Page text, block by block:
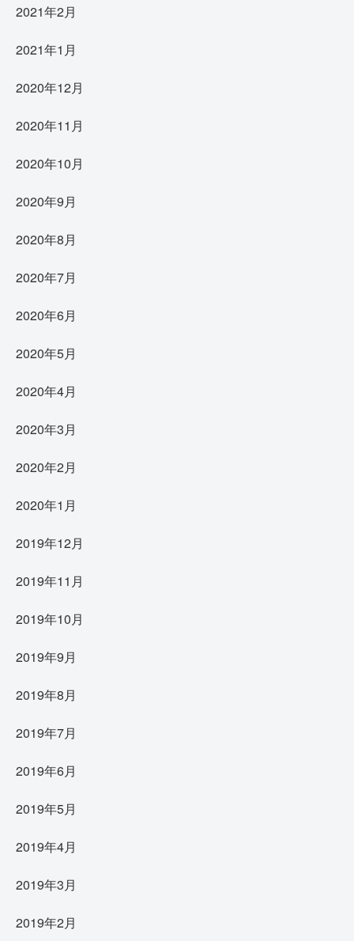
2021年2月
2021年1月
2020年12月
2020年11月
2020年10月
2020年9月
2020年8月
2020年7月
2020年6月
2020年5月
2020年4月
2020年3月
2020年2月
2020年1月
2019年12月
2019年11月
2019年10月
2019年9月
2019年8月
2019年7月
2019年6月
2019年5月
2019年4月
2019年3月
2019年2月